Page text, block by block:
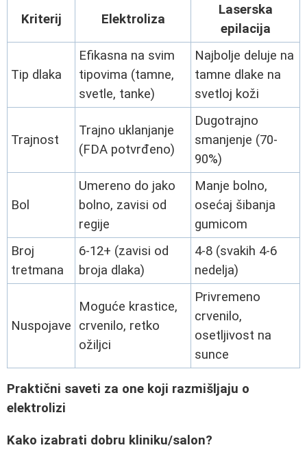
Kriterij Elektroliza
Laserska
epilacija
Tip dlaka
Efikasna na svim
tipovima (tamne,
svetle, tanke)
Najbolje deluje na
tamne dlake na
svetloj koži
Trajnost
Trajno uklanjanje
(FDA potvrđeno)
Dugotrajno
smanjenje (70-
90%)
Bol
Umereno do jako
bolno, zavisi od
regije
Manje bolno,
osećaj šibanja
gumicom
Broj
tretmana
6-12+ (zavisi od
broja dlaka)
4-8 (svakih 4-6
nedelja)
Nuspojave
Moguće krastice,
crvenilo, retko
ožiljci
Privremeno
crvenilo,
osetljivost na
sunce
Praktični saveti za one koji razmišljaju o
elektrolizi
Kako izabrati dobru kliniku/salon?